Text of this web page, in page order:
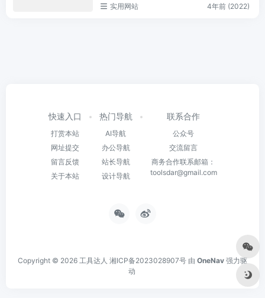
实用网站 4年前 (2022)
快速入口
打赏本站
网址提交
留言反馈
关于本站
热门导航
AI导航
办公导航
站长导航
设计导航
联系合作
公众号
交流留言
商务合作联系邮箱：
toolsdar@gmail.com
Copyright © 2026 工具达人 湘ICP备2023028907号 由 OneNav 强力驱
动